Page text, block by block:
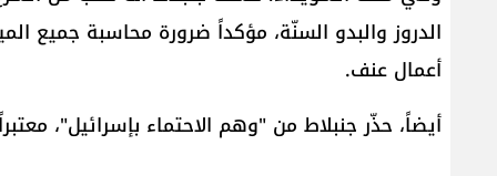
الدروز والبدو السنّة، مؤكداً ضرورة محاسبة جميع
أعمال عنف.
أيضاً، حذّر جنبلاط من "وهم الاحتماء بإسرائيل"،